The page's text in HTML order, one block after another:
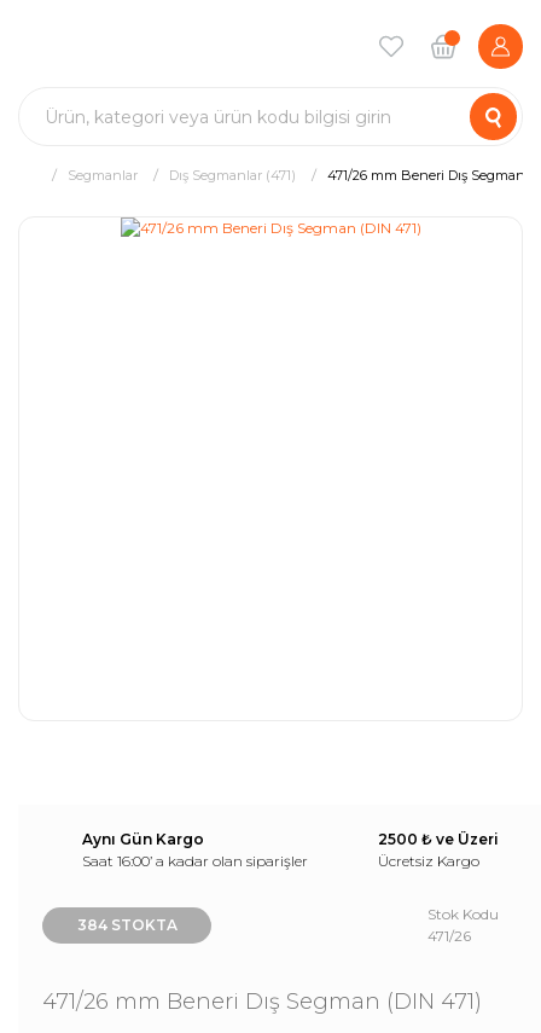
Segmanlar Dış Segmanlar (471) 471/26 mm Beneri Dış Segman
Aynı Gün Kargo
Saat 16:00’ a kadar olan siparişler
2500 ₺ ve Üzeri
Ücretsiz Kargo
384 STOKTA
Stok Kodu
471/26
471/26 mm Beneri Dış Segman (DIN 471)